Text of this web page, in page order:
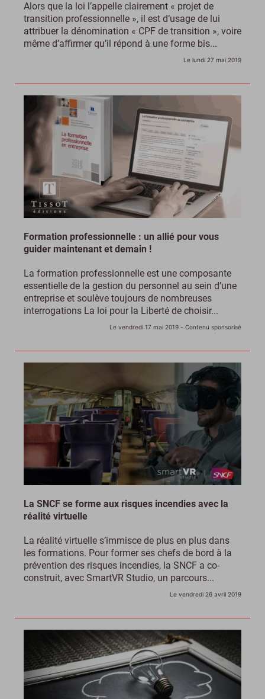
Alors que la loi l’appelle clairement « projet de
transition professionnelle », il est d’usage de lui
attribuer la dénomination « CPF de transition », voire
même d’affirmer qu’il répond à une forme bis...
Le lundi 27 mai 2019
Formation professionnelle : un allié pour vous
guider maintenant et demain !
La formation professionnelle est une composante
essentielle de la gestion du personnel au sein d’une
entreprise et soulève toujours de nombreuses
interrogations La loi pour la Liberté de choisir...
Le vendredi 17 mai 2019 - Contenu sponsorisé
La SNCF se forme aux risques incendies avec la
réalité virtuelle
La réalité virtuelle s’immisce de plus en plus dans
les formations. Pour former ses chefs de bord à la
prévention des risques incendies, la SNCF a co-
construit, avec SmartVR Studio, un parcours...
Le vendredi 26 avril 2019